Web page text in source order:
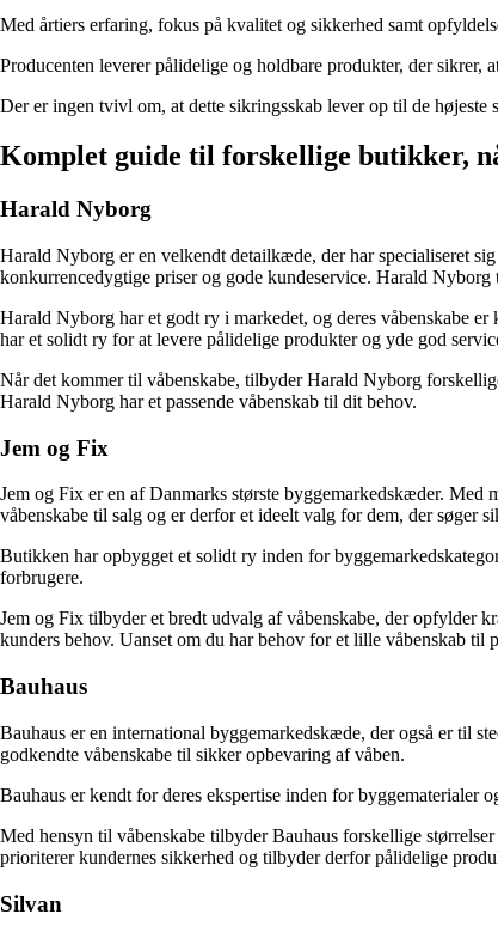
Med årtiers erfaring, fokus på kvalitet og sikkerhed samt
Producenten leverer pålidelige og holdbare produkter, der sikrer,
Der er ingen tvivl om, at dette sikringsskab lever op til de
Komplet guide til forskellige butikker,
Harald Nyborg
Harald Nyborg er en velkendt detailkæde, der har specialiseret
konkurrencedygtige priser og gode kundeservice. Harald
Harald Nyborg har et godt ry i markedet, og deres våbenskabe
har et solidt ry for at levere pålidelige produkter og yde god
Når det kommer til våbenskabe, tilbyder Harald Nyborg
Harald Nyborg har et passende våbenskab til dit behov.
Jem og Fix
Jem og Fix er en af Danmarks største byggemarkedskæder. Med
våbenskabe til salg og er derfor et ideelt valg for dem, der søger
Butikken har opbygget et solidt ry inden for
forbrugere.
Jem og Fix tilbyder et bredt udvalg af våbenskabe, der opfylder
kunders behov. Uanset om du har behov for et lille våbenskab til
Bauhaus
Bauhaus er en international byggemarkedskæde, der også er til
godkendte våbenskabe til sikker opbevaring af våben.
Bauhaus er kendt for deres ekspertise inden for
Med hensyn til våbenskabe tilbyder Bauhaus forskellige
prioriterer kundernes sikkerhed og tilbyder derfor pålidelige
Silvan